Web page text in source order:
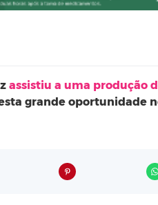
assistiu a uma produção
grande oportunidade